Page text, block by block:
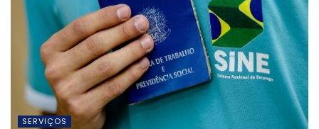
SERVIÇOS